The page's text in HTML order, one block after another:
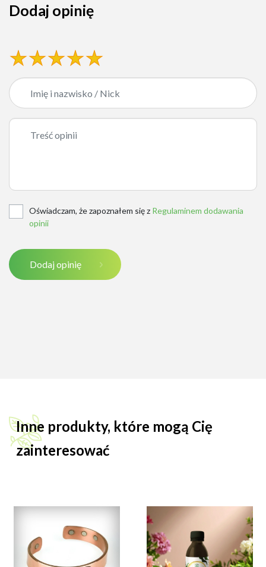
Dodaj opinię
Oświadczam, że zapoznałem się z Regulaminem dodawania
opinii
Dodaj opinię
Inne produkty, które mogą Cię
zainteresować